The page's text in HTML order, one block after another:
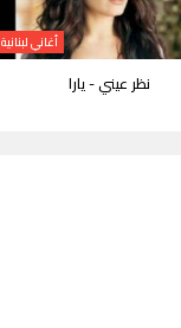
أغاني لبنانية
نظر عيني - يارا